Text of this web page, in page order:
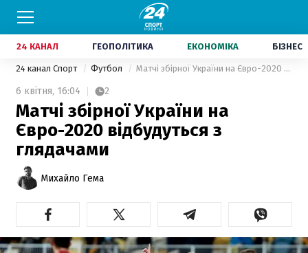
24 КАНАЛ ГЕОПОЛІТИКА ЕКОНОМІКА БІЗНЕС
24 канал Спорт Футбол Матчі збірної України на Євро-2020 відбудуться з глядачами
6 квітня, 16:04 2
Матчі збірної України на
Євро-2020 відбудуться з
глядачами
Михайло Гема